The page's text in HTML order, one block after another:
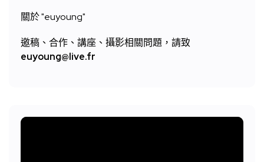
關於 "euyoung"
邀稿、合作、講座、攝影相關問題，請致
euyoung@live.fr